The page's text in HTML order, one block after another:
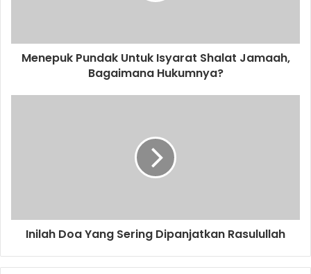
d
Menepuk Pundak Untuk Isyarat Shalat Jamaah,
Bagaimana Hukumnya?
Inilah Doa Yang Sering Dipanjatkan Rasulullah